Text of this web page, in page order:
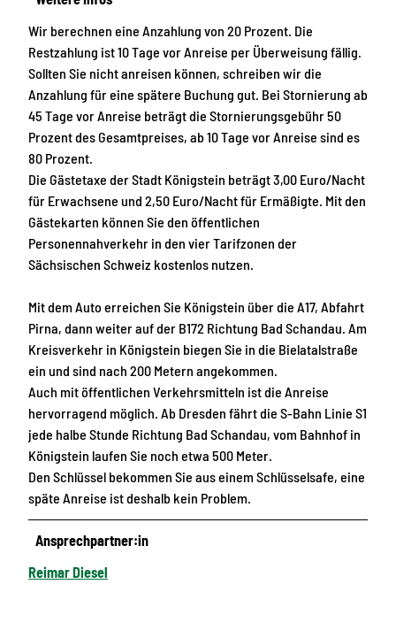
Wir berechnen eine Anzahlung von 20 Prozent. Die
Restzahlung ist 10 Tage vor Anreise per Überweisung fällig.
Sollten Sie nicht anreisen können, schreiben wir die
Anzahlung für eine spätere Buchung gut. Bei Stornierung ab
45 Tage vor Anreise beträgt die Stornierungsgebühr 50
Prozent des Gesamtpreises, ab 10 Tage vor Anreise sind es
80 Prozent.
Die Gästetaxe der Stadt Königstein beträgt 3,00 Euro/Nacht
für Erwachsene und 2,50 Euro/Nacht für Ermäßigte. Mit den
Gästekarten können Sie den öffentlichen
Personennahverkehr in den vier Tarifzonen der
Sächsischen Schweiz kostenlos nutzen.
Mit dem Auto erreichen Sie Königstein über die A17, Abfahrt
Pirna, dann weiter auf der B172 Richtung Bad Schandau. Am
Kreisverkehr in Königstein biegen Sie in die Bielatalstraße
ein und sind nach 200 Metern angekommen.
Auch mit öffentlichen Verkehrsmitteln ist die Anreise
hervorragend möglich. Ab Dresden fährt die S-Bahn Linie S1
jede halbe Stunde Richtung Bad Schandau, vom Bahnhof in
Königstein laufen Sie noch etwa 500 Meter.
Den Schlüssel bekommen Sie aus einem Schlüsselsafe, eine
späte Anreise ist deshalb kein Problem.
Ansprechpartner:in
Reimar Diesel